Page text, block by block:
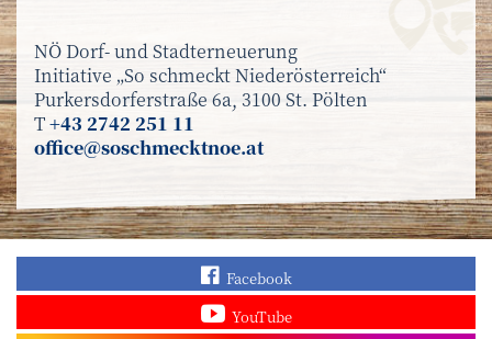
NÖ Dorf- und Stadterneuerung
Initiative „So schmeckt Niederösterreich“
Purkersdorferstraße 6a, 3100 St. Pölten
T+43 2742 251 11
office@soschmecktnoe.at
Finden Sie „So
Facebook
Sehen Sie mehr
YouTube